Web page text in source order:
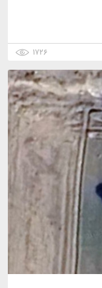
۱۷۲۶